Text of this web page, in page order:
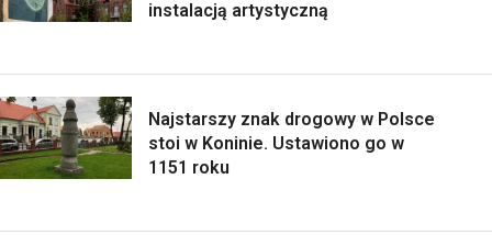
instalacją artystyczną
Najstarszy znak drogowy w Polsce
stoi w Koninie. Ustawiono go w
1151 roku